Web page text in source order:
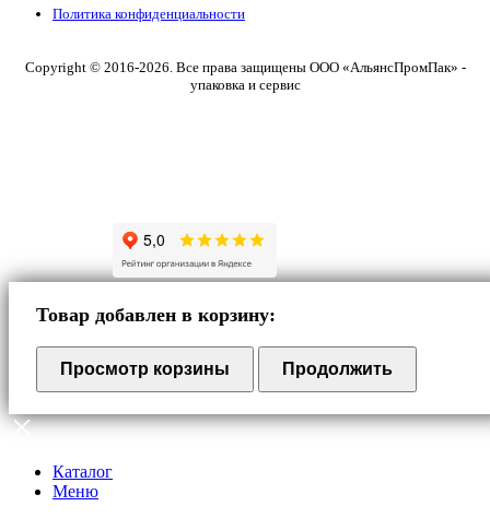
Политика конфиденциальности
Copyright © 2016-2026. Все права защищены ООО «АльянсПромПак» -
упаковка и сервис
Товар добавлен в корзину:
Просмотр корзины Продолжить
Каталог
Меню